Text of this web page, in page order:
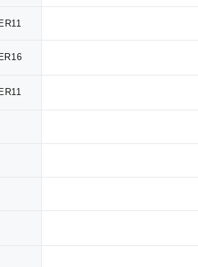
ER11
ER16
ER11